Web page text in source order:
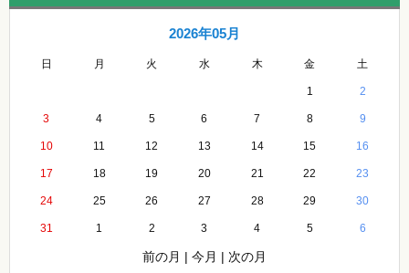
2026年05月
日 月 火 水 木 金 土
1 2
3 4 5 6 7 8 9
10 11 12 13 14 15 16
17 18 19 20 21 22 23
24 25 26 27 28 29 30
31 1 2 3 4 5 6
前の月 | 今月 | 次の月